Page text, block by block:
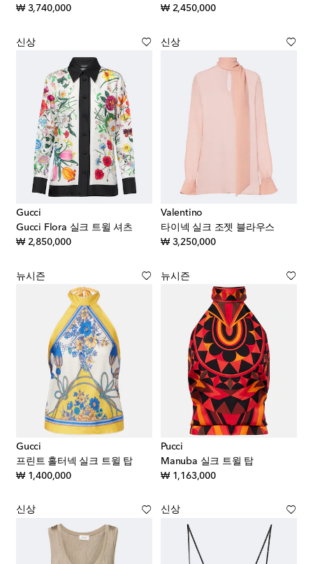
₩ 3,740,000original price
₩ 2,450,000original price
신상
Gucci
Gucci Flora 실크 트윌 셔츠
₩ 2,850,000original price
신상
Valentino
타이넥 실크 조젯 블라우스
₩ 3,250,000original price
뉴시즌
Gucci
프린트 홀터넥 실크 트윌 탑
₩ 1,400,000original price
뉴시즌
Pucci
Manuba 실크 트윌 탑
₩ 1,163,000original price
신상 신상